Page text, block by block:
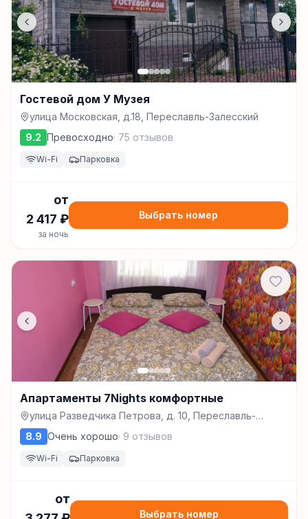
Гостевой дом У Музея
улица Московская, д.18, Переславль-Залесский
9.2 Превосходно· 75 отзывов
Wi-Fi Парковка
от
2 417 ₽
за ночь
Выбрать номер
Апартаменты 7Nights комфортные
улица Разведчика Петрова, д. 10, Переславль-
Залесский
8.9 Очень хорошо· 9 отзывов
Wi-Fi Парковка
от
Выбрать номер